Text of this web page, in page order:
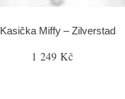
Kasička Miffy – Zilverstad
1 249 Kč